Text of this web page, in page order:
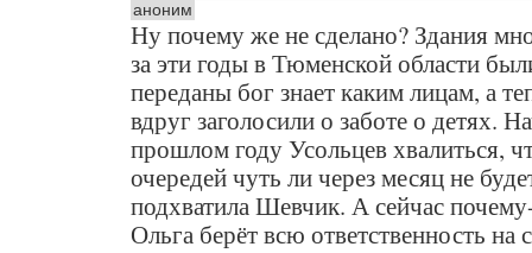
аноним
Ну почему же не сделано? Здания
за эти годы в Тюменской области
переданы бог знает каким лицам, а
вдруг заголосили о заботе о детях.
прошлом году Усольцев хвалиться,
очередей чуть ли через месяц не
подхватила Шевчик. А сейчас
Ольга берёт всю ответственность на